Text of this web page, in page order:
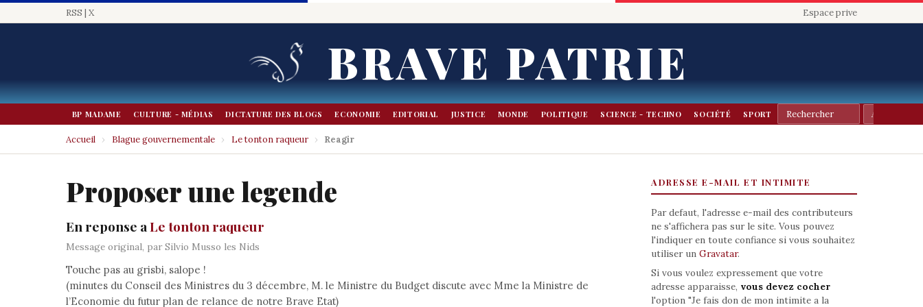
RSS | X Espace prive
BRAVE PATRIE
BP MADAME CULTURE - MÉDIAS DICTATURE DES BLOGS ECONOMIE EDITORIAL JUSTICE MONDE POLITIQUE SCIENCE - TECHNO SOCIÉTÉ SPORT
Accueil › Blague gouvernementale › Le tonton raqueur › Reagir
Proposer une legende
En reponse aLe tonton raqueur
Message original, par Silvio Musso les Nids
Touche pas au grisbi, salope !
(minutes du Conseil des Ministres du 3 décembre, M. le Ministre du Budget discute avec Mme la Ministre de
l’Economie du futur plan de relance de notre Brave Etat)
ADRESSE E-MAIL ET INTIMITE
Par defaut, l'adresse e-mail des contributeurs
ne s'affichera pas sur le site. Vous pouvez
l'indiquer en toute confiance si vous souhaitez
utiliser un Gravatar.
Si vous voulez expressement que votre
adresse apparaisse, vous devez cocher
l'option "Je fais don de mon intimite a la